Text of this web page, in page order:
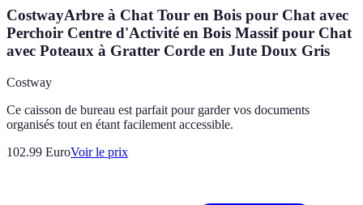
CostwayArbre à Chat Tour en Bois pour Chat avec
Perchoir Centre d'Activité en Bois Massif pour Chat
avec Poteaux à Gratter Corde en Jute Doux Gris
Costway
Ce caisson de bureau est parfait pour garder vos documents
organisés tout en étant facilement accessible.
102.99 EuroVoir le prix